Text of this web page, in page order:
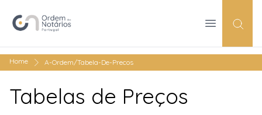
Open Menu
Home A-Ordem/Tabela-De-Precos
Tabelas de Preços